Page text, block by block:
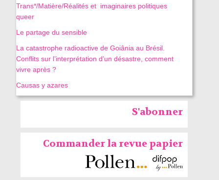
Trans*/Matière/Réalités et imaginaires politiques
queer
Le partage du sensible
La catastrophe radioactive de Goiânia au Brésil.
Conflits sur l’interprétation d’un désastre, comment
vivre après ?
Causas y azares
S'abonner
Commander la revue papier